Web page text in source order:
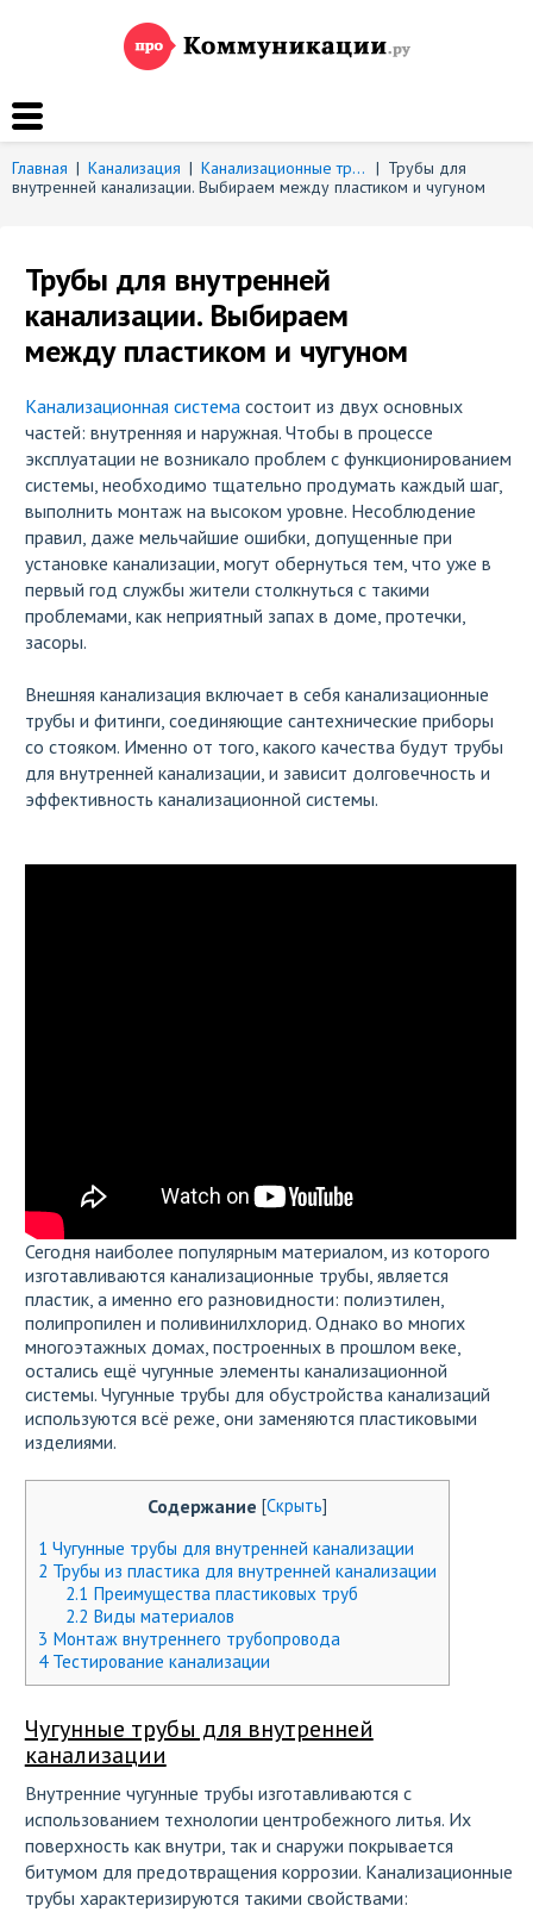
Главная | Канализация | Канализационные трубы | Трубы для
внутренней канализации. Выбираем между пластиком и чугуном
Трубы для внутренней
канализации. Выбираем
между пластиком и чугуном
Канализационная системасостоит из двух основных
частей: внутренняя и наружная. Чтобы в процессе
эксплуатации не возникало проблем с функционированием
системы, необходимо тщательно продумать каждый шаг,
выполнить монтаж на высоком уровне. Несоблюдение
правил, даже мельчайшие ошибки, допущенные при
установке канализации, могут обернуться тем, что уже в
первый год службы жители столкнуться с такими
проблемами, как неприятный запах в доме, протечки,
засоры.
Внешняя канализация включает в себя канализационные
трубы и фитинги, соединяющие сантехнические приборы
со стояком. Именно от того, какого качества будут трубы
для внутренней канализации, и зависит долговечность и
эффективность канализационной системы.
Сегодня наиболее популярным материалом, из которого
изготавливаются канализационные трубы, является
пластик, а именно его разновидности: полиэтилен,
полипропилен и поливинилхлорид. Однако во многих
многоэтажных домах, построенных в прошлом веке,
остались ещё чугунные элементы канализационной
системы. Чугунные трубы для обустройства канализаций
используются всё реже, они заменяются пластиковыми
изделиями.
Содержание [Скрыть]
1 Чугунные трубы для внутренней канализации
2 Трубы из пластика для внутренней канализации
2.1 Преимущества пластиковых труб
2.2 Виды материалов
3 Монтаж внутреннего трубопровода
4Тестирование канализации
Чугунные трубы для внутренней
канализации
Внутренние чугунные трубы изготавливаются с
использованием технологии центробежного литья. Их
поверхность как внутри, так и снаружи покрывается
битумом для предотвращения коррозии. Канализационные
трубы характеризируются такими свойствами: